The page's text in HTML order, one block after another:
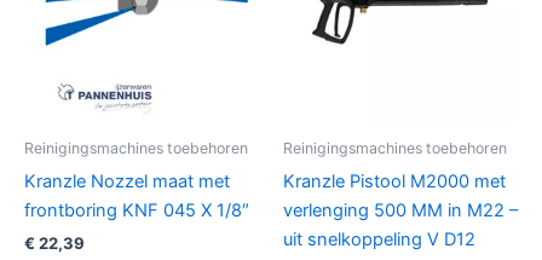
Reinigingsmachines toebehoren
Kranzle Nozzel maat met
frontboring KNF 045 X 1/8″
€ 22,39
Reinigingsmachines toebehoren
Kranzle Pistool M2000 met
verlenging 500 MM in M22 –
uit snelkoppeling V D12